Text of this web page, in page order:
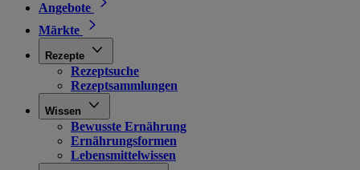
Angebote
Märkte
Rezepte
Rezeptsuche
Rezeptsammlungen
Wissen
Bewusste Ernährung
Ernährungsformen
Lebensmittelwissen